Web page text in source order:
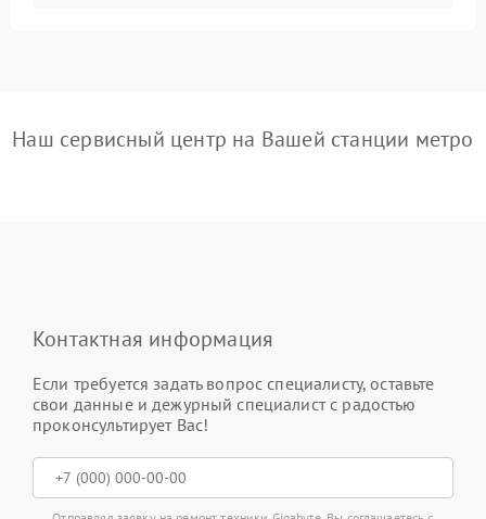
Наш сервисный центр на Вашей станции метро
Контактная информация
Если требуется задать вопрос специалисту, оставьте
свои данные и дежурный специалист с радостью
проконсультирует Вас!